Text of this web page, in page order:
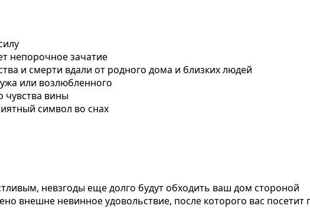
непорочное зачатие
и смерти вдали от родного дома и близких людей
или возлюбленного
чувства вины
символ во снах
невзгоды еще долго будут обходить ваш дом стороной
внешне невинное удовольствие, после которого вас посетит